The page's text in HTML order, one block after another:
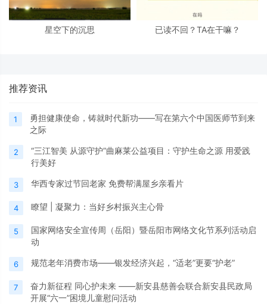
星空下的沉思 已读不回？TA在干嘛？
推荐资讯
1
勇担健康使命，铸就时代新功——写在第六个中国医师节到来
之际
2
“三江智美 从源守护”曲麻莱公益项目：守护生命之源 用爱践
行美好
3 华西专家过节回老家 免费帮满屋乡亲看片
4 瞭望 | 凝聚力：当好乡村振兴主心骨
5
国家网络安全宣传周（岳阳）暨岳阳市网络文化节系列活动启
动
6 规范老年消费市场——银发经济兴起，“适老”更要“护老”
7
奋力新征程 同心护未来 ——新安县慈善会联合新安县民政局
开展“六一”困境儿童慰问活动